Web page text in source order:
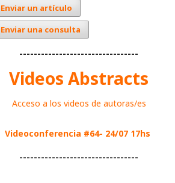
Enviar un artículo
Enviar una consulta
---------------------------------
Videos Abstracts
Acceso a los videos de autoras/es
Videoconferencia #64- 24/07 17hs
---------------------------------